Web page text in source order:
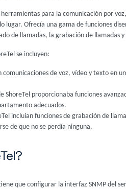
para la comunicación por
lugar. Ofrecía una gama de funciones
de llamadas, la grabación de llamadas
se incluyen:
comunicaciones de voz, vídeo y texto en
ShoreTel proporcionaba funciones
adecuados.
incluían funciones de grabación de
de que no se perdía ninguna.
que configurar la interfaz SNMP del